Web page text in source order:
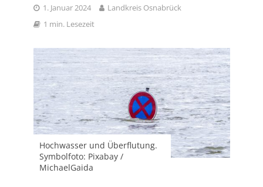
1. Januar 2024
Landkreis Osnabrück
1 min. Lesezeit
Hochwasser und Überflutung.
Symbolfoto: Pixabay /
MichaelGaida